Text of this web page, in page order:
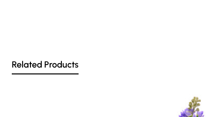
的直徑小的似酒盅口大小，大的達30多厘米。它們的顏色，
不僅有紅、黃、橙、紫、淡紅和白色等單色，還有多種更為
大麗花的花朵，花瓣排列得十分整齊，不像牡丹花那樣大小
錯綜，自然奔放而富有浪漫色彩。但是，大麗花也有花瓣捲
Related Products